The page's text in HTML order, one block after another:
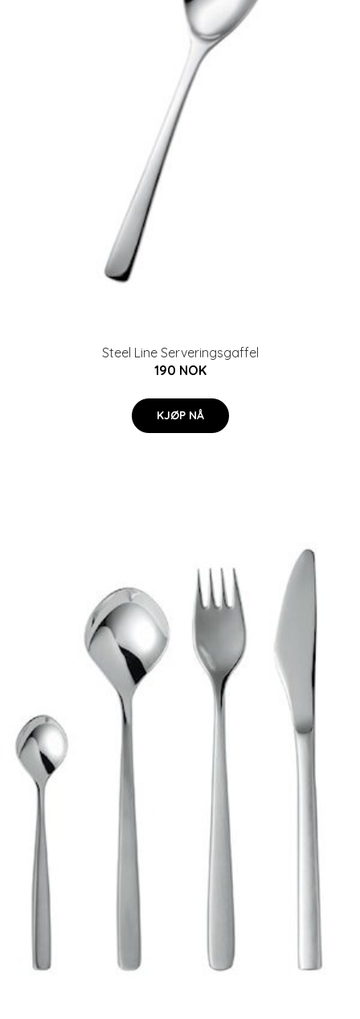
Steel Line Serveringsgaffel
190 NOK
KJØP NÅ